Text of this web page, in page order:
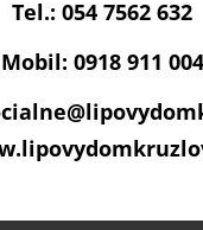
Tel.: 054 7562 632
Mobil: 0918 911 004